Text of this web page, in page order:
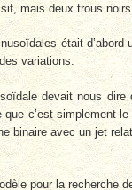
mais deux trous
était
variations.
devait nous
c’est simplement
binaire avec un jet
pour la recherche